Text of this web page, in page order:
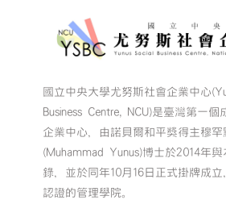
國立中央大學尤努斯社會企業中心
Business Centre, NCU)是臺灣第一個
企業中心，由諾貝爾和平獎得主穆
(Muhammad Yunus)博士於2014年
錄，並於同年10月16日正式掛牌成
認證的管理學院。